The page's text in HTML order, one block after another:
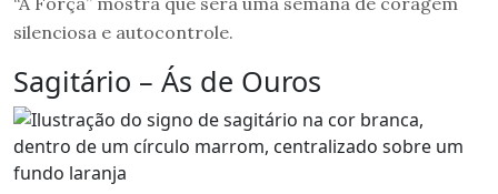
silenciosa e autocontrole.
Sagitário – Ás de Ouros